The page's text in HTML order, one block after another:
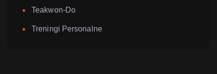
Teakwon-Do
Treningi Personalne